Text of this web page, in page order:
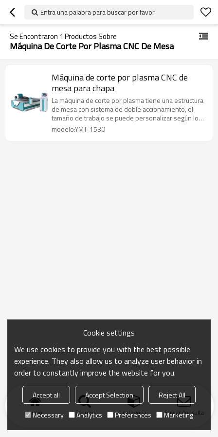
Entra una palabra para buscar por favor
Se Encontraron 1 Productos Sobre
Máquina De Corte Por Plasma CNC De Mesa
Máquina de corte por plasma CNC de
mesa para chapa
La máquina de corte por plasma tiene una estructura
de mesa con sistema de doble accionamiento, el
tamaño de trabajo se puede personalizar según los
requisitos.
modelo:YMT-1530
Inicio búsqueda categoría Enviar consulta
Cookie settings
We use cookies to provide you with the best possible
experience. They also allow us to analyze user behavior in
order to constantly improve the website for you.
Accept all Accept Selection
Reject All
Necessary
Analytics Preferences Marketing